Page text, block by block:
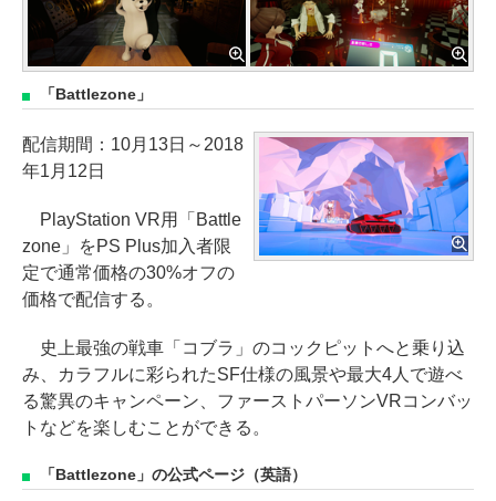
「Battlezone」
配信期間：10月13日～2018
年1月12日
PlayStation VR用「Battle
zone」をPS Plus加入者限
定で通常価格の30%オフの
価格で配信する。
史上最強の戦車「コブラ」のコックピットへと乗り込
み、カラフルに彩られたSF仕様の風景や最大4人で遊べ
る驚異のキャンペーン、ファーストパーソンVRコンバッ
トなどを楽しむことができる。
「Battlezone」の公式ページ（英語）